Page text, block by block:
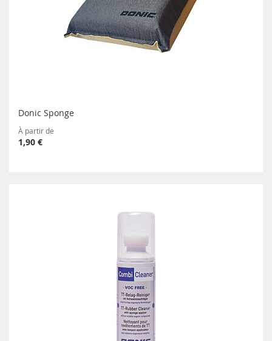
Donic Sponge
À partir de
1,90 €